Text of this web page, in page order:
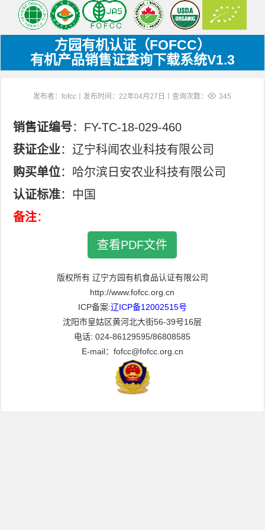
方园有机认证（FOFCC）
有机产品销售证查询下载系统V1.3
发布者：fofcc丨发布时间：22年04月27日丨查询次数： 345
销售证编号：FY-TC-18-029-460
获证企业：辽宁科闻农业科技有限公司
购买单位：哈尔滨日安农业科技有限公司
认证标准：中国
备注：
查看PDF文件
版权所有 辽宁方园有机食品认证有限公司
http://www.fofcc.org.cn
ICP备案:辽ICP备12002515号
沈阳市皇姑区黄河北大街56-39号16层
电话: 024-86129595/86808585
E-mail：fofcc@fofcc.org.cn